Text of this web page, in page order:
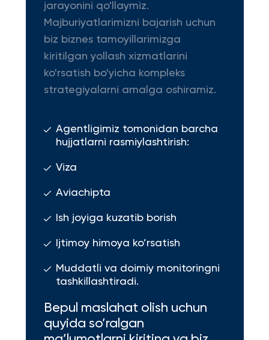
jarayonini qo'llaymiz.
Majburiyatlarimizni bajarish uchun
biz biznes tamoyillarimizga
kiritilgan yollash xizmatlarini
ko'rsatish bo'yicha kompleks
strategiyalarni amalga oshiramiz.
Agentligimiz tomonidan barcha
hujjatlarni rasmiylashtirish:
Viza
Aviachipta
Ish joyiga kuzatib borish
Ijtimoy himoya ko’rsatish
Muddatli va doimiy monitoringni
tashkillashtiradi.
Bepul maslahat olish uchun
quyida so’ralgan